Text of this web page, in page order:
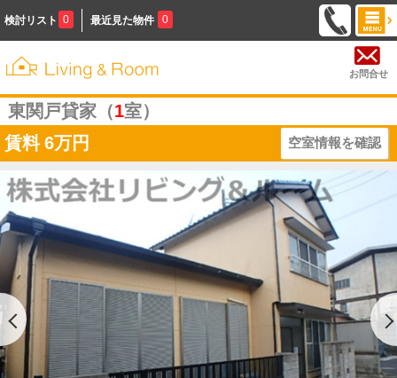
検討リスト 0 最近見た物件 0
お問合せ
東関戸貸家（1室）
賃料 6万円 空室情報を確認